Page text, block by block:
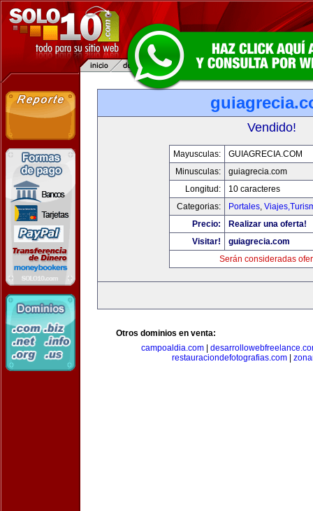
Vendido!
Mayusculas:
GUIAGRECIA.COM
Minusculas:
guiagrecia.com
Longitud:
10 caracteres
Categorias:
Portales,
Precio:
Realizar una oferta!
Visitar!
guiagrecia.com
Serán consideradas
Otros dominios en venta:
campoaldia.com
restauraciondefotografias.com|